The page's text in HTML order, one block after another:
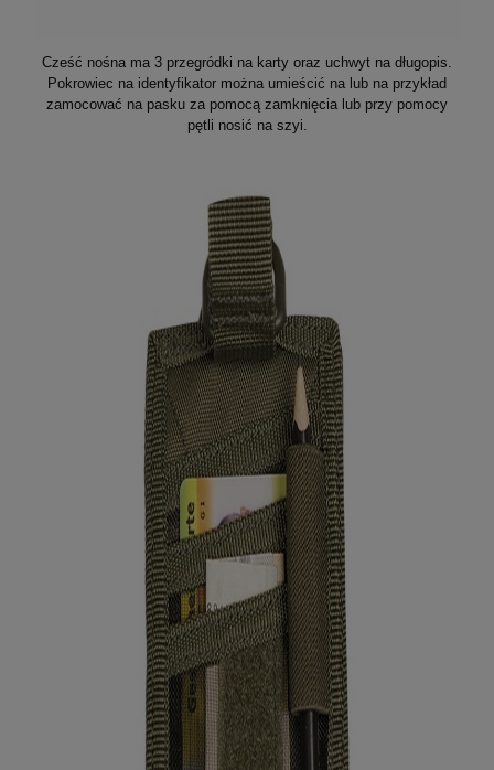
Cześć nośna ma 3 przegródki na karty oraz uchwyt na długopis.
Pokrowiec na identyfikator można umieścić na lub na przykład
zamocować na pasku za pomocą zamknięcia lub przy pomocy
pętli nosić na szyi.